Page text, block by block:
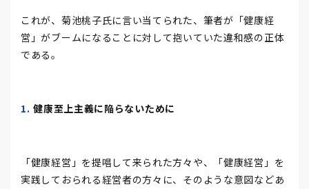
これが、菊池桃子氏に言い当てられた、筆者が「健康経
営」がブームになることに対して抱いていた違和感の正体
である。
健康至上主義に陥らないために
「健康経営」を提唱して来られた方々や、「健康経営」を
実践しておられる経営者の方々に、そのような意図などあ